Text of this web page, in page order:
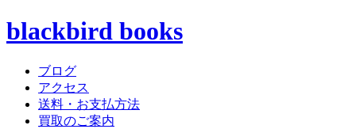
blackbird books
ブログ
アクセス
送料・お支払方法
買取のご案内